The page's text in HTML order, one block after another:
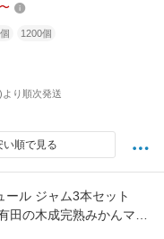
〜
1200個
り順次発送
い順で見る
ール ジャム3本セット
田の木成完熟みかんマー
ひめいちご』各150g☆